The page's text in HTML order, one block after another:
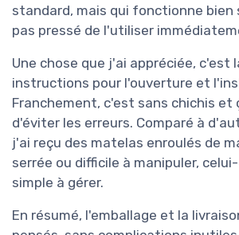
standard, mais qui fonctionne bien
pas pressé de l'utiliser
Une chose que j'ai appréciée, c'est
instructions pour l'ouverture et
Franchement, c'est sans chichis et
d'éviter les erreurs. Comparé à
j'ai reçu des matelas enroulés de
serrée ou difficile à manipuler,
simple à gérer.
En résumé, l'emballage et la